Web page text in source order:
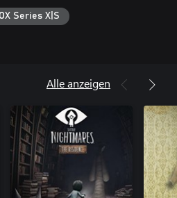
Series X|S
Alle anzeigen